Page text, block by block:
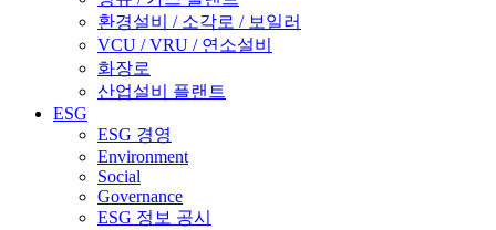
환경설비 / 소각로 / 보일러
VCU / VRU / 연소설비
화장로
산업설비 플랜트
ESG
ESG 경영
Environment
Social
Governance
ESG 정보 공시